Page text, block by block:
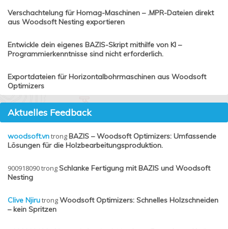
Verschachtelung für Homag-Maschinen – .MPR-Dateien direkt
aus Woodsoft Nesting exportieren
Entwickle dein eigenes BAZIS-Skript mithilfe von KI –
Programmierkenntnisse sind nicht erforderlich.
Exportdateien für Horizontalbohrmaschinen aus Woodsoft
Optimizers
Aktuelles Feedback
woodsoft.vntrongBAZIS – Woodsoft Optimizers: Umfassende
Lösungen für die Holzbearbeitungsproduktion.
900918090trongSchlanke Fertigung mit BAZIS und Woodsoft
Nesting
Clive NjirutrongWoodsoft Optimizers: Schnelles Holzschneiden
– kein Spritzen